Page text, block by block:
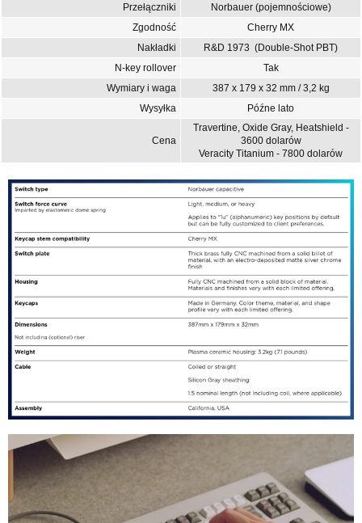
Przełączniki
Norbauer (pojemnościowe)
Zgodność
Cherry MX
Nakładki
R&D 1973 (Double-Shot PBT)
N-key rollover
Tak
Wymiary i waga
387 x 179 x 32 mm / 3,2 kg
Wysyłka
Późne lato
Cena
Travertine, Oxide Gray, Heatshield -
3600 dolarów
Veracity Titanium - 7800 dolarów